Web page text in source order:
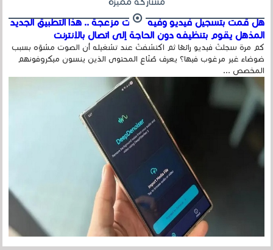
هل قمت بتسجيل فيديو وفيه أصوت مزعجة .. هذا التطبيق الجديد
المذهل يقوم بتنظيفه دون الحاجة إلى اتصال بالإنترنت
كم مرة سجلتَ فيديو رائعًا ثم اكتشفتَ عند تشغيله أن الصوت مشوّه بسبب
ضوضاء غير مرغوب فيها؟ يعرف صُنّاع المحتوى الذين ينسون ميكروفونهم
المخصص ...